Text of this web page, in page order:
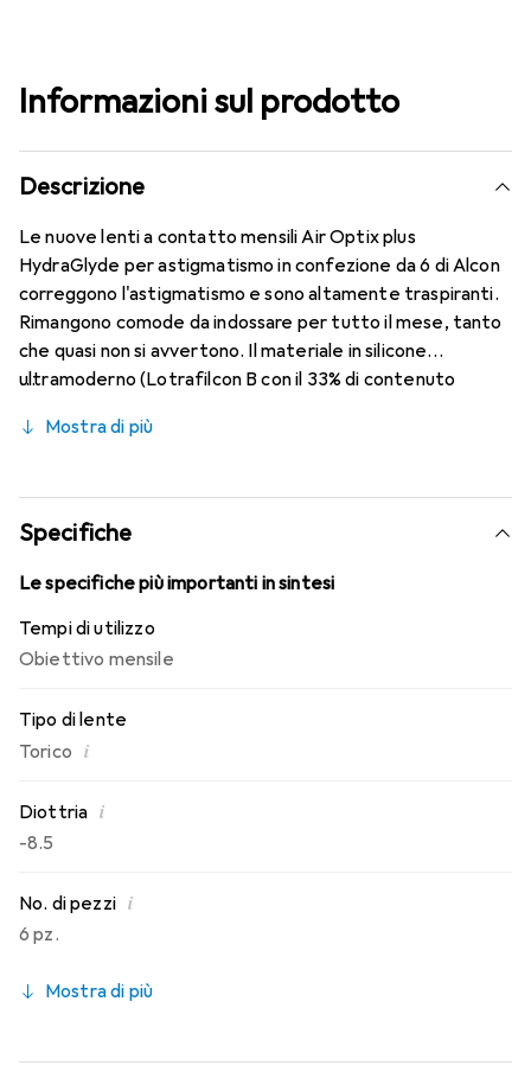
Informazioni sul prodotto
Descrizione
Le nuove lenti a contatto mensili Air Optix plus
HydraGlyde per astigmatismo in confezione da 6 di Alcon
correggono l'astigmatismo e sono altamente traspiranti.
Rimangono comode da indossare per tutto il mese, tanto
che quasi non si avvertono. Il materiale in silicone
ultramoderno (Lotrafilcon B con il 33% di contenuto
Moisture Matrix e la nota tecnologia SmartShield,
conosci. Comfort e assenza di fastidi per tutto il giorno
con queste lenti mensili.
Mostra di più
Specifiche
Le specifiche più importanti in sintesi
Tempi di utilizzo
Obiettivo mensile
Tipo di lente
Torico i
Diottria i
-8.5
No. di pezzi i
6 pz.
Mostra di più